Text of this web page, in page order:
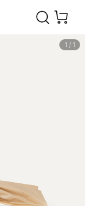
1 / 1